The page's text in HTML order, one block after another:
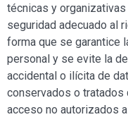
técnicas y
seguridad adecuado al
forma que se garantice
personal y se evite la
accidental o ilícita de
conservados o tratados
acceso no autorizados